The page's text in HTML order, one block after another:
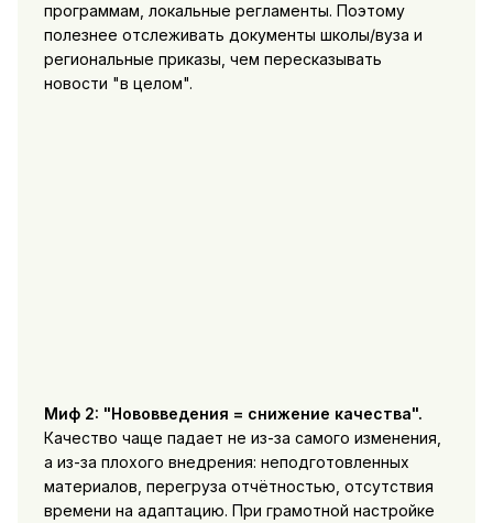
программам, локальные регламенты. Поэтому
полезнее отслеживать документы школы/вуза и
региональные приказы, чем пересказывать
новости "в целом".
Миф 2: "Нововведения = снижение качества".
Качество чаще падает не из-за самого изменения,
а из-за плохого внедрения: неподготовленных
материалов, перегруза отчётностью, отсутствия
времени на адаптацию. При грамотной настройке